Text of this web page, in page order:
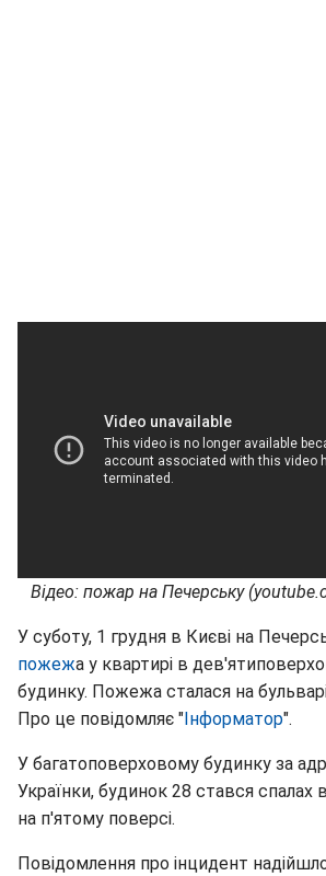
Вiдео: пожар на Печерську
У суботу, 1 грудня в Києві на
пожежа у квартирі в
будинку. Пожежа сталася на
Про це повідомляє "Інформатор".
У багатоповерховому будинку за
Українки, будинок 28 стався спалах
на п'ятому поверсі.
Повідомлення про інцидент надійшло